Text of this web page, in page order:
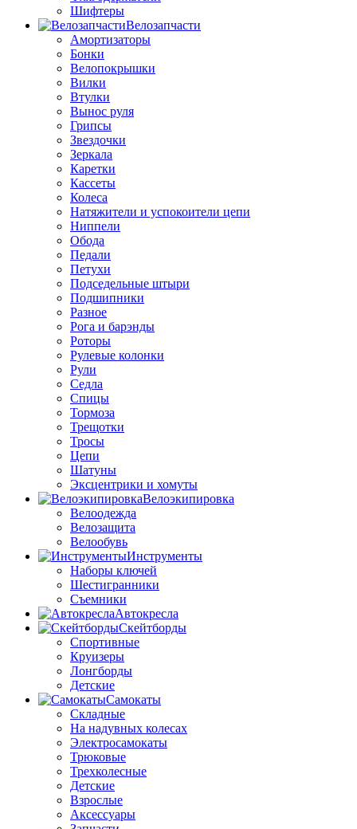
Шифтеры
Велозапчасти
Амортизаторы
Бонки
Велопокрышки
Вилки
Втулки
Вынос руля
Грипсы
Звездочки
Зеркала
Каретки
Кассеты
Колеса
Натяжители и успокоители цепи
Ниппели
Обода
Педали
Петухи
Подседельные штыри
Подшипники
Разное
Рога и барэнды
Роторы
Рулевые колонки
Рули
Седла
Спицы
Тормоза
Трещотки
Тросы
Цепи
Шатуны
Эксцентрики и хомуты
Велоэкипировка
Велоодежда
Велозащита
Велообувь
Инструменты
Наборы ключей
Шестигранники
Съемники
Автокресла
Скейтборды
Спортивные
Круизеры
Лонгборды
Детские
Самокаты
Складные
На надувных колесах
Электросамокаты
Трюковые
Трехколесные
Детские
Взрослые
Аксессуары